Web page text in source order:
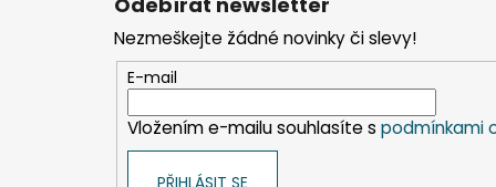
Nezmeškejte žádné novinky či slevy!
E-mail
Vložením e-mailu souhlasíte s podmínkami
PŘIHLÁSIT SE